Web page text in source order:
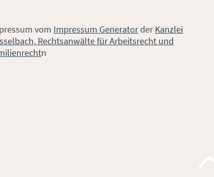
vom Impressum GeneratorderKanzlei
Rechtsanwälte für Arbeitsrecht und
n